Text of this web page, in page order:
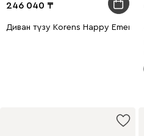
246 040
Диван түзу Korens Happy Emerald